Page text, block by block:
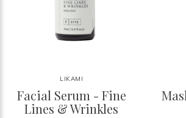
LIKAMI
Facial Serum - Fine
Lines & Wrinkles